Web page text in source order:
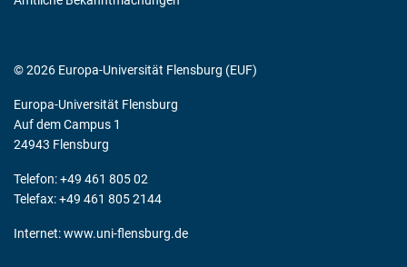
© 2026 Europa-Universität Flensburg (EUF)
Europa-Universität Flensburg
Auf dem Campus 1
24943 Flensburg
Telefon: +49 461 805 02
Telefax: +49 461 805 2144
Internet:www.uni-flensburg.de